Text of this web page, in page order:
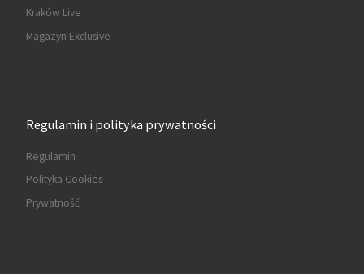
Kraków Live
Magazyn Exclusive
Regulamin i polityka prywatności
Regulamin
Polityka Cookies
Prywatność